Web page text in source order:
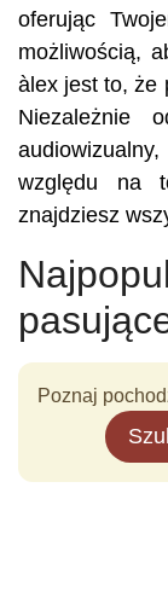
oferując
możliwością,
àlex jest to, że
Niezależnie
względu na
znajdziesz
Poznaj